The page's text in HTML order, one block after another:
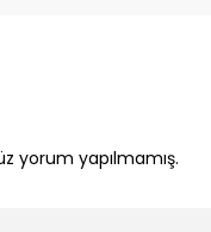
yorum yapılmamış.